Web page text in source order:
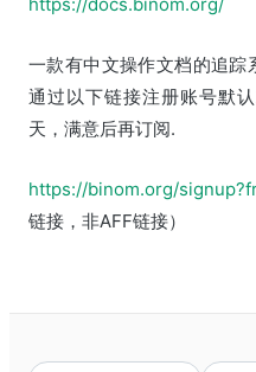
https://docs.binom.org/
一款有中文操作文档的追踪
通过以下链接注册账号默
天，满意后再订阅.
https://binom.org/
链接，非AFF链接）